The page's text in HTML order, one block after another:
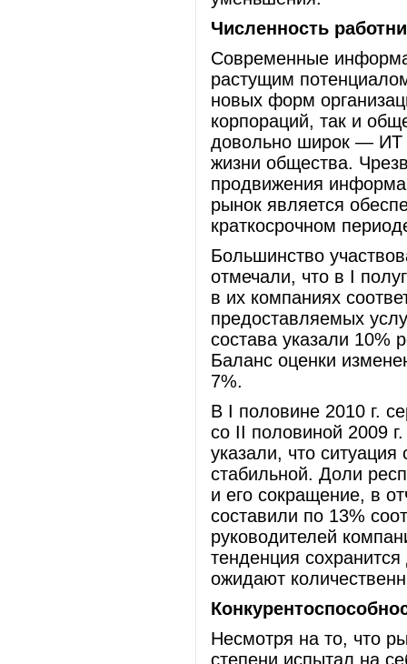
Численность
Современные
растущим
новых форм
корпораций, так и
довольно широк — ИТ
жизни общества.
продвижения
рынок является
краткосрочном
Большинство
отмечали, что в I
в их компаниях
предоставляемых
состава указали 10%
Баланс оценки
7%.
В I половине 2010 г.
со II половиной 2009
указали, что
стабильной. Доли
и его сокращение, в
составили по 13%
руководителей
тенденция
ожидают
Несмотря на то, что
степени испытал на